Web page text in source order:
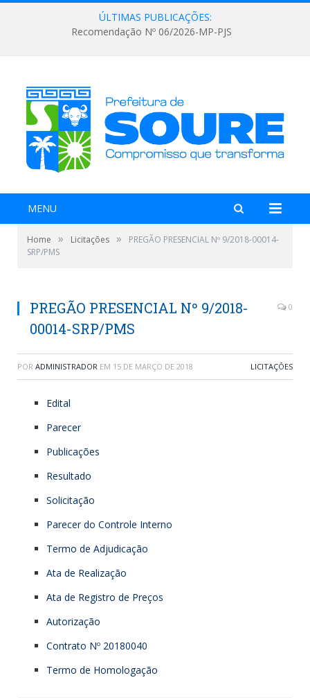
ÚLTIMAS PUBLICAÇÕES:
Recomendação Nº 06/2026-MP-PJS
MENU
Home » Licitações »
PREGÃO PRESENCIAL Nº 9/2018-00014-
SRP/PMS
PREGÃO PRESENCIAL Nº 9/2018-
00014-SRP/PMS
0
POR ADMINISTRADOR EM 15 DE MARÇO DE 2018 LICITAÇÕES
Edital
Parecer
Publicações
Resultado
Solicitação
Parecer do Controle Interno
Termo de Adjudicação
Ata de Realização
Ata de Registro de Preços
Autorização
Contrato Nº 20180040
Termo de Homologação